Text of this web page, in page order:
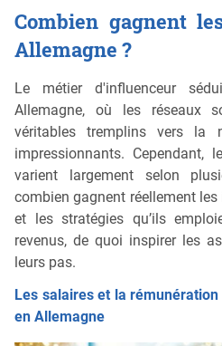
Combien gagnent
Allemagne ?
Le métier d'influenceur
Allemagne, où les réseaux
véritables tremplins vers la
impressionnants. Cependant,
varient largement selon
combien gagnent réellement
et les stratégies qu’ils
revenus, de quoi inspirer les
leurs pas.
Les salaires et la
en Allemagne